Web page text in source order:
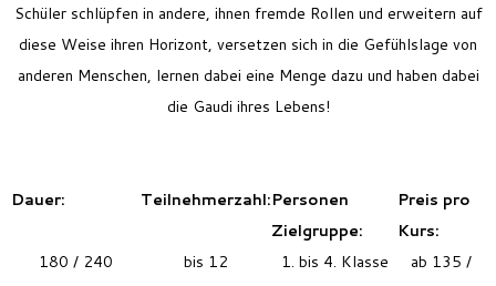
Schüler schlüpfen in andere, ihnen fremde Rollen und erweitern auf
diese Weise ihren Horizont, versetzen sich in die Gefühlslage von
anderen Menschen, lernen dabei eine Menge dazu und haben dabei
die Gaudi ihres Lebens!
Dauer: Teilnehmerzahl:Personen
Zielgruppe:
Preis pro
Kurs:
180 / 240
bis 12 1. bis 4. Klasse
ab 135 /